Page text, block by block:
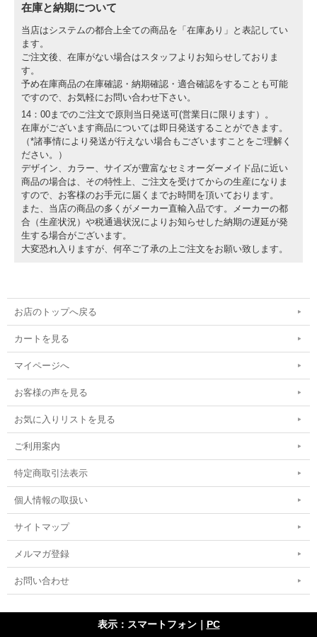
在庫と納期について
当店はシステムの都合上全ての商品を「在庫あり」と表記してい
ます。
ご注文後、在庫がない場合はスタッフよりお知らせしておりま
す。
予め在庫商品の在庫確認・納期確認・適合確認をすることも可能
ですので、お気軽にお問い合わせ下さい。
14：00までのご注文で原則当日発送可(営業日に限ります）。
在庫がございます商品については即日発送することができます。
（*諸事情により発送が行えない場合もございますことをご理解く
ださい。）
デザイン、カラー、サイズが豊富なセミオーダーメイド品に近い
商品の場合は、その特性上、ご注文を受けてからの生産になりま
すので、お客様のお手元に届くまでお時間を頂いております。
また、当店の商品の多くがメーカー直輸入品です。メーカーの都
合（生産状況）や税通過状況によりお知らせした納期の遅延が発
生する場合がございます。
大変恐れ入りますが、何卒ご了承の上ご注文をお願い致します。
お店のトップへ戻る
カートを見る
マイページへ
お客様の声を見る
お気に入りリストを見る
ご利用案内
特定商取引法表示
個人情報の取扱い
サイトマップ
メルマガ登録
お問い合わせ
表示：スマートフォン｜ PC